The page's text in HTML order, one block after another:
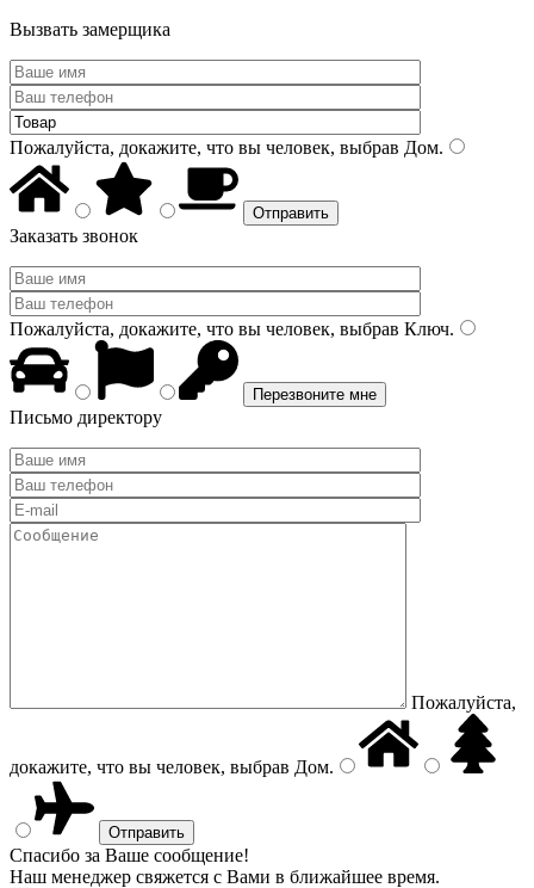
Вызвать замерщика
Пожалуйста, докажите, что вы человек, выбрав Дом.
Заказать звонок
Пожалуйста, докажите, что вы человек, выбрав Ключ.
Письмо директору
Пожалуйста,
докажите, что вы человек, выбрав Дом.
Спасибо за Ваше сообщение!
Наш менеджер свяжется с Вами в ближайшее время.